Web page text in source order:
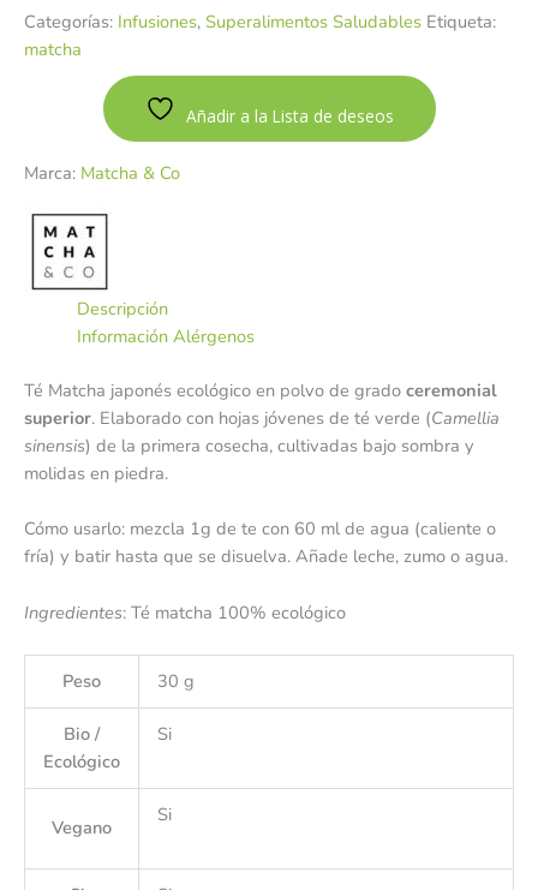
Categorías: Infusiones, Superalimentos Saludables Etiqueta:
matcha
Añadir a la Lista de deseos
Marca: Matcha & Co
Descripción
Información Alérgenos
Té Matcha japonés ecológico en polvo de grado ceremonial
superior. Elaborado con hojas jóvenes de té verde (Camellia
sinensis) de la primera cosecha, cultivadas bajo sombra y
molidas en piedra.
Cómo usarlo: mezcla 1g de te con 60 ml de agua (caliente o
fría) y batir hasta que se disuelva. Añade leche, zumo o agua.
Ingredientes: Té matcha 100% ecológico
Peso 30 g
Bio /
Ecológico
Si
Vegano
Si